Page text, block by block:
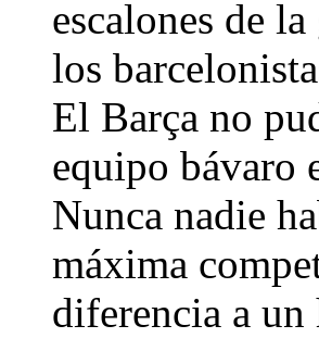
escalones de
los
El Barça no
equipo bávaro
Nunca nadie
máxima
diferencia a